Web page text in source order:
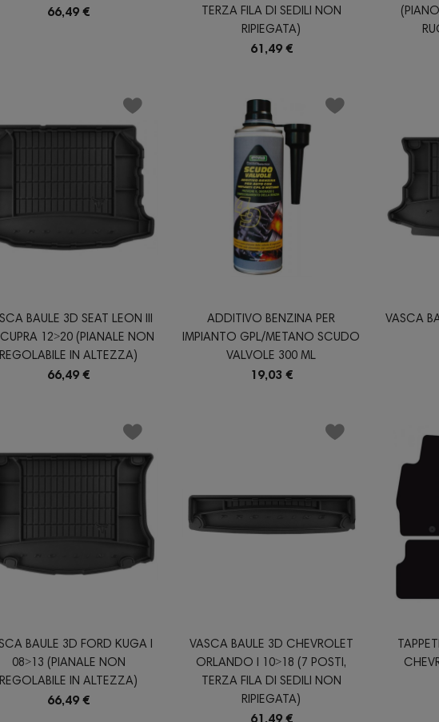
66,49 €
TERZA FILA DI SEDILI NON
RIPIEGATA)
61,49 €
BAULE 3D SEAT LEON III
CUPRA 12˃20 (PIANALE NON
REGOLABILE IN ALTEZZA)
66,49 €
ADDITIVO BENZINA PER
IMPIANTO GPL/METANO SCUDO
VALVOLE 300 ML
19,03 €
VASCA
BAULE 3D FORD KUGA I
08˃13 (PIANALE NON
REGOLABILE IN ALTEZZA)
66,49 €
VASCA BAULE 3D CHEVROLET
ORLANDO I 10˃18 (7 POSTI,
TERZA FILA DI SEDILI NON
RIPIEGATA)